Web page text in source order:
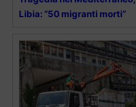
Libia: “50 migranti morti”